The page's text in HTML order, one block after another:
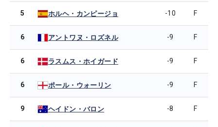
5 ホルヘ・カンピージョ -10 F
6 アントワヌ・ロズネル -9 F
6 ラスムス・ホイガード -9 F
6 ポール・ウォーリン -9 F
9 ヘイドン・バロン -8 F